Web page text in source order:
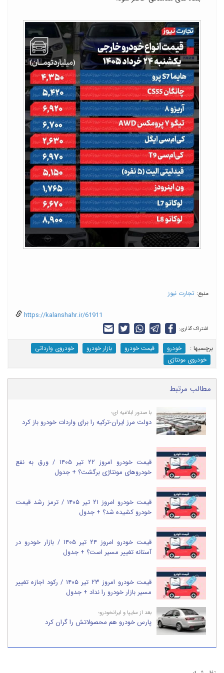
منبع: تجارت نیوز
https://kalanshahr.ir/61911
اشتراک گذاری:
برچسب‎ها : خودرو قیمت خودرو بازار خودرو
خودروی وارداتی
خودروی مونتاژی
مطالب مرتبط
با صدور ابلاغیه ای؛
دولت مرز ایران-ترکیه را برای واردات خودرو باز کرد
قیمت خودرو امروز ۲۲ تیر ۱۴۰۵ / ورق به نفع
خودروهای مونتاژی برگشت؟ + جدول
قیمت خودرو امروز ۲۱ تیر ۱۴۰۵ / ترمز رشد قیمت
خودرو کشیده شد؟ + جدول
قیمت خودرو امروز ۲۴ تیر ۱۴۰۵ / بازار خودرو در
آستانه تغییر مسیر است؟ + جدول
قیمت خودرو امروز ۲۳ تیر ۱۴۰۵ / رکود اجازه تغییر
مسیر بازار خودرو را نداد + جدول
بعد از سایپا و ایرانخودرو؛
پارس خودرو هم محصولاتش را گران کرد